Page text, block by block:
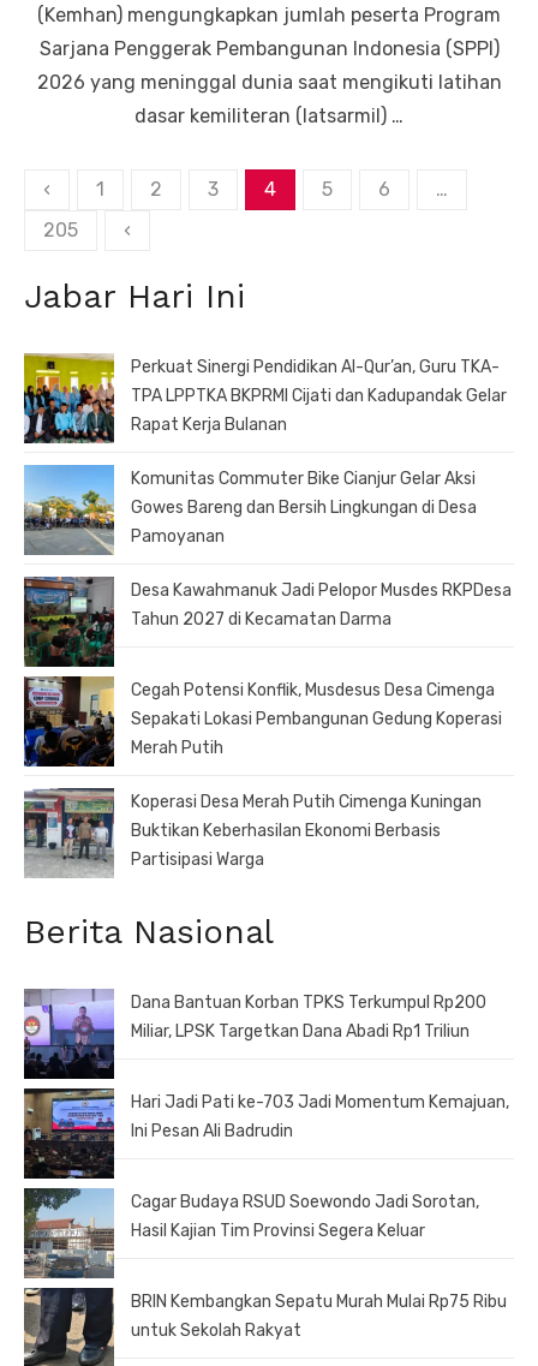
(Kemhan) mengungkapkan jumlah peserta Program
Sarjana Penggerak Pembangunan Indonesia (SPPI)
2026 yang meninggal dunia saat mengikuti latihan
dasar kemiliteran (latsarmil) …
Paginasi
pos
‹ 1 2 3 4 5 6
…
205
‹
Jabar Hari Ini
Perkuat Sinergi Pendidikan Al-Qur’an, Guru TKA-
TPA LPPTKA BKPRMI Cijati dan Kadupandak Gelar
Rapat Kerja Bulanan
Komunitas Commuter Bike Cianjur Gelar Aksi
Gowes Bareng dan Bersih Lingkungan di Desa
Pamoyanan
Desa Kawahmanuk Jadi Pelopor Musdes RKPDesa
Tahun 2027 di Kecamatan Darma
Cegah Potensi Konflik, Musdesus Desa Cimenga
Sepakati Lokasi Pembangunan Gedung Koperasi
Merah Putih
Koperasi Desa Merah Putih Cimenga Kuningan
Buktikan Keberhasilan Ekonomi Berbasis
Partisipasi Warga
Berita Nasional
Dana Bantuan Korban TPKS Terkumpul Rp200
Miliar, LPSK Targetkan Dana Abadi Rp1 Triliun
Hari Jadi Pati ke-703 Jadi Momentum Kemajuan,
Ini Pesan Ali Badrudin
Cagar Budaya RSUD Soewondo Jadi Sorotan,
Hasil Kajian Tim Provinsi Segera Keluar
BRIN Kembangkan Sepatu Murah Mulai Rp75 Ribu
untuk Sekolah Rakyat